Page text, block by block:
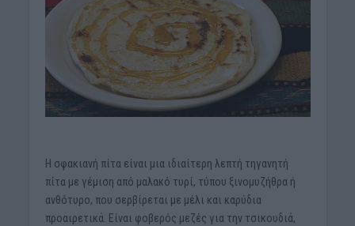
Η σφακιανή πίτα είναι μια ιδιαίτερη λεπτή τηγανητή
πίτα με γέμιση από μαλακό τυρί, τύπου ξινομυζήθρα ή
ανθότυρο, που σερβίρεται με μέλι και καρύδια
προαιρετικά. Είναι φοβερός μεζές για την τσικουδιά,